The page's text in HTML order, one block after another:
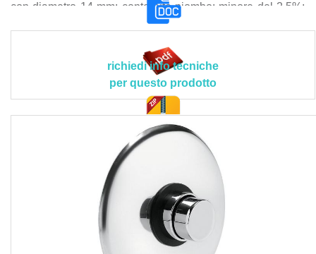
con diametro 14 mm; contenuto piombo: minore del 2,5%;
coefficiente volumico di portata kV con pressione a 1 bar:
Le lavorazioni devono essere eseguite secondo le
indicazioni e prescrizioni tecniche della Direzione Lavori
e/o della Committenza in conformità con i contenuti
contrattuali del capitolato speciale d’appalto.
Non e compresa nel prezzo la predisposizione per le
tubazioni sottotraccia, mentre sono inclusi la fornitura di
tutti i materiali, il trasporto degli stessi a pie d'opera, il
rubinetto di intercettazione sulla linea di alimentazione per
facilitare gli interventi di manutenzione, il collegamento
alla rete idrica interponendo le guarnizioni con filtro da
1/2", il risciacquo accurato delle tubazioni prima di iniziare
le operazioni di montaggio, il controllo della tenuta dei
doc. tec.
richiedi info tecniche
per questo prodotto